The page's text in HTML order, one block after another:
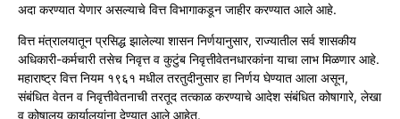
अदा करण्यात येणार असल्याचे वित्त विभागाकडून जाहीर करण्यात आले आहे.
वित्त मंत्रालयातून प्रसिद्ध झालेल्या शासन निर्णयानुसार, राज्यातील सर्व शासकीय
अधिकारी-कर्मचारी तसेच निवृत्त व कुटुंब निवृत्तीवेतनधारकांना याचा लाभ मिळणार आहे.
महाराष्ट्र वित्त नियम १९६१ मधील तरतुदीनुसार हा निर्णय घेण्यात आला असून,
संबंधित वेतन व निवृत्तीवेतनाची तरतूद तत्काळ करण्याचे आदेश संबंधित कोषागारे, लेखा
व कोषालय कार्यालयांना देण्यात आले आहेत.